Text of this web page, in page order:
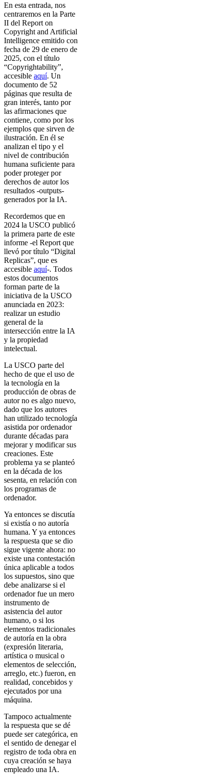
En esta entrada, nos
centraremos en la Parte
II del Report on
Copyright and Artificial
Intelligence emitido con
fecha de 29 de enero de
2025, con el título
“Copyrightability”,
accesible aquí. Un
documento de 52
páginas que resulta de
gran interés, tanto por
las afirmaciones que
contiene, como por los
ejemplos que sirven de
ilustración. En él se
analizan el tipo y el
nivel de contribución
humana suficiente para
poder proteger por
derechos de autor los
resultados -outputs-
generados por la IA.
Recordemos que en
2024 la USCO publicó
la primera parte de este
informe -el Report que
llevó por título “Digital
Replicas”, que es
accesible aquí-. Todos
estos documentos
forman parte de la
iniciativa de la USCO
anunciada en 2023:
realizar un estudio
general de la
intersección entre la IA
y la propiedad
intelectual.
La USCO parte del
hecho de que el uso de
la tecnología en la
producción de obras de
autor no es algo nuevo,
dado que los autores
han utilizado tecnología
asistida por ordenador
durante décadas para
mejorar y modificar sus
creaciones. Este
problema ya se planteó
en la década de los
sesenta, en relación con
los programas de
ordenador.
Ya entonces se discutía
si existía o no autoría
humana. Y ya entonces
la respuesta que se dio
sigue vigente ahora: no
existe una contestación
única aplicable a todos
los supuestos, sino que
debe analizarse si el
ordenador fue un mero
instrumento de
asistencia del autor
humano, o si los
elementos tradicionales
de autoría en la obra
(expresión literaria,
artística o musical o
elementos de selección,
arreglo, etc.) fueron, en
realidad, concebidos y
ejecutados por una
máquina.
Tampoco actualmente
la respuesta que se dé
puede ser categórica, en
el sentido de denegar el
registro de toda obra en
cuya creación se haya
empleado una IA.